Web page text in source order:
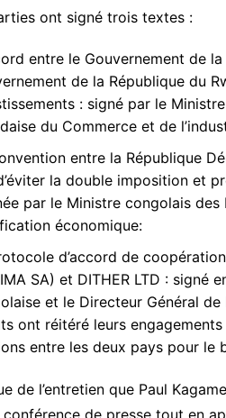
ont signé trois textes :
entre le Gouvernement de
de la République du
: signé par le
du Commerce et de
entre la République
la double imposition et
par le Ministre congolais
économique:
d’accord de
SA) et DITHER LTD : signé
et le Directeur Général
ont réitéré leurs
entre les deux pays pour le
de l’entretien que Paul